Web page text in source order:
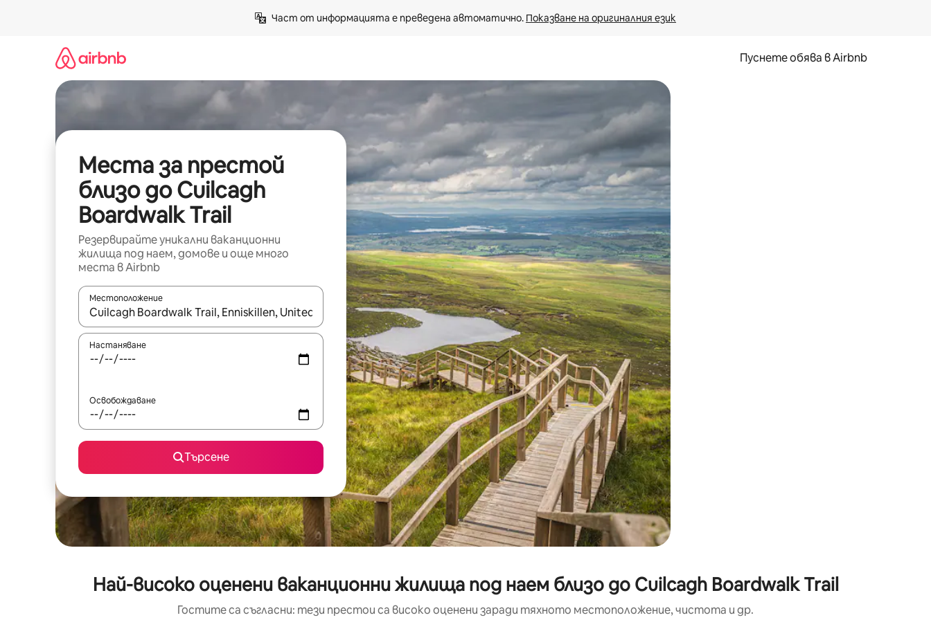
Част от информацията е преведена автоматично. Показване на оригиналния език
Пуснете обява в Airbnb
Места за престой
близо до Cuilcagh
Boardwalk Trail
Резервирайте уникални ваканционни
жилища под наем, домове и още много
места в Airbnb
Местоположение
Когато резултатите се покажат, използвайте клавишите със стрелки нагоре и надолу или навигирайте с докосване или плъзгане.
Настаняване
Освобождаване
Търсене
Най-високо оценени ваканционни жилища под наем близо до Cuilcagh Boardwalk Trail
Гостите са съгласни: тези престои са високо оценени заради тяхното местоположение, чистота и др.